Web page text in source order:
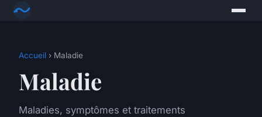
Accueil › Maladie
Maladie
Maladies, symptômes et traitements